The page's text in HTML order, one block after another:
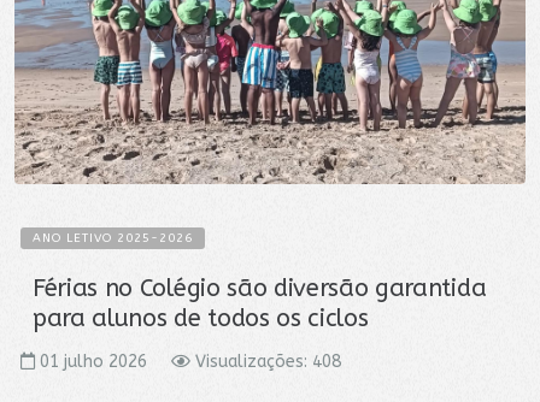
ANO LETIVO 2025-2026
Férias no Colégio são diversão garantida
para alunos de todos os ciclos
01 julho 2026 Visualizações: 408